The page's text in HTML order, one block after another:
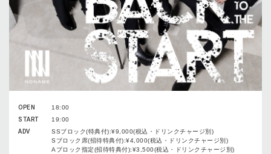
OPEN
18:00
START
19:00
ADV
SSブロック(特典付):¥9,000(税込・ドリンクチャージ別)
Sブロック席(招待特典付):¥4,000(税込・ドリンクチャージ別)
Aブロック指定(招待特典付):¥3,500(税込・ドリンクチャージ別)